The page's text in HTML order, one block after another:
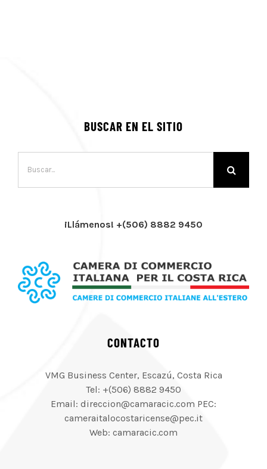
BUSCAR EN EL SITIO
¡Llámenos! +(506) 8882 9450
CONTACTO
VMG Business Center, Escazú, Costa Rica
Tel: +(506) 8882 9450
Email: direccion@camaracic.com PEC:
cameraitalocostaricense@pec.it
Web: camaracic.com